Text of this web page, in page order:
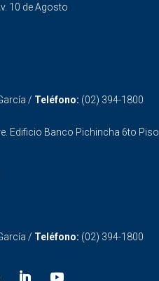
10 de Agosto
/ Teléfono: (02) 394-1800
Edificio Banco Pichincha 6to Piso
/ Teléfono: (02) 394-1800